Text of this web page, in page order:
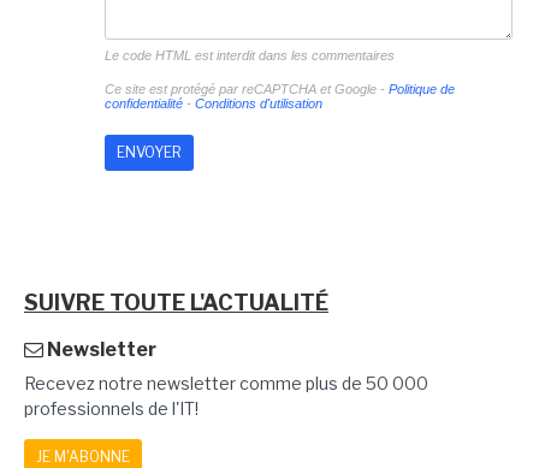
Le code HTML est interdit dans les commentaires
Ce site est protégé par reCAPTCHA et Google - Politique de
confidentialité- Conditions d'utilisation
SUIVRE TOUTE L'ACTUALITÉ
Newsletter
Recevez notre newsletter comme plus de 50 000
professionnels de l'IT!
JE M'ABONNE